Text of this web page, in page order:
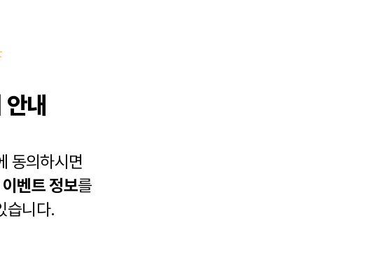
내
동의하시면
이벤트 정보를
습니다.